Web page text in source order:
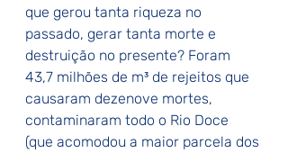
que gerou tanta riqueza no
passado, gerar tanta morte e
destruição no presente? Foram
43,7 milhões de m³ de rejeitos que
causaram dezenove mortes,
contaminaram todo o Rio Doce
(que acomodou a maior parcela dos